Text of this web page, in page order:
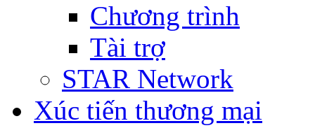
Chương trình
Tài trợ
STAR Network
Xúc tiến thương mại